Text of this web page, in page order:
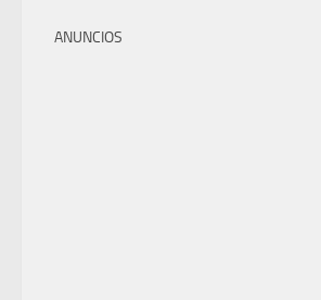
ANUNCIOS